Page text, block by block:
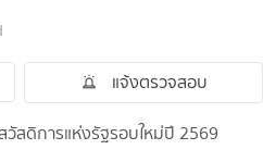
แจ้งตรวจสอบ